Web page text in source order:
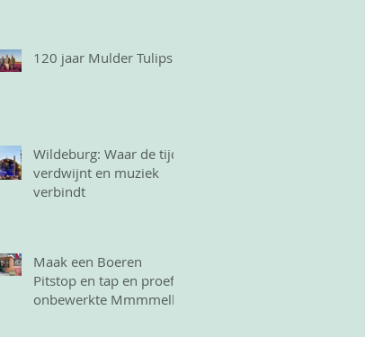
120 jaar Mulder Tulips
Wildeburg: Waar de tijd
verdwijnt en muziek
verbindt
Maak een Boeren
Pitstop en tap en proef
onbewerkte Mmmmelk